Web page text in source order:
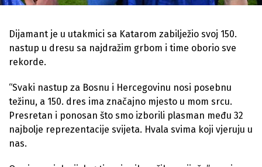
Dijamant je u utakmici sa Katarom zabilježio svoj 150.
nastup u dresu sa najdražim grbom i time oborio sve
rekorde.
“Svaki nastup za Bosnu i Hercegovinu nosi posebnu
težinu, a 150. dres ima značajno mjesto u mom srcu.
Presretan i ponosan što smo izborili plasman među 32
najbolje reprezentacije svijeta. Hvala svima koji vjeruju u
nas.